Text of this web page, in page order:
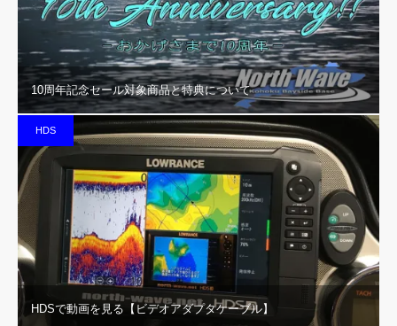
10周年記念セール対象商品と特典について
HDS
HDSで動画を見る【ビデオアダプタケーブル】